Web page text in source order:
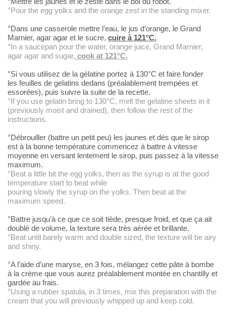
°Pour the egg yolks and the orange zest in the standing mixer.
°Dans une casserole mettre l’eau, le jus d’orange, le Grand
Marnier, agar agar et le sucre, cuire à 121°C.
°In a saucepan pour the water, orange juice, Grand Marnier,
agar agar and sugar, cook at 121°C.
°Si vous utilisez de la gélatine portez à 130°C et faire fonder
les feuilles de gelatins dedans (préalablement trempées et
essorées), puis suivre la suite de la recette.
°If you use gelatin bring to 130°C, melt the gelatine sheets in it
(previously moist and drained), then follow the rest of the
instructions.
°Débrouiller (battre un petit peu) les jaunes et dès que le sirop
est à la bonne température commencez à battre à vitesse
moyenne en versant lentement le sirop, puis passez à la vitesse
maximum.
°Beat a little bit the egg yolks, then as the syrup is at the good
temperature start to beat while
pouring slowly the syrup on the yolks. Then beat at the
maximum speed.
°Battre jusqu’à ce que ce soit tiède, presque froid, et que ça ait
doublé de volume, la texture sera très aérée et brillante.
°Beat until barely warm and double sized, the texture will be airy
and shiny.
°A l’aide d’une maryse, en 3 fois, mélangez cette pâte à bombe
à la crème que vous aurez préalablement montée en chantilly et
gardée au frais.
°Using a rubber spatula, in 3 times, mix this preparation with the
cream that you will previously whipped up and keep cold.